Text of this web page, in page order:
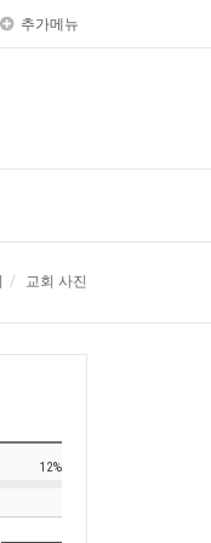
추가메뉴
교회 사진
12%